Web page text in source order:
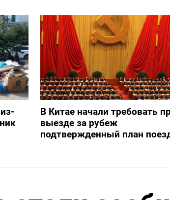
В Китае начали требовать
выезде за рубеж
подтвержденный план